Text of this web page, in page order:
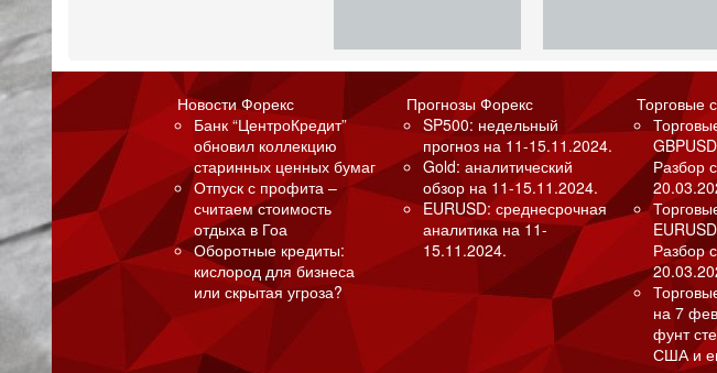
Новости Форекс
Банк “ЦентроКредит”
обновил коллекцию
старинных ценных бумаг
Отпуск с профита –
считаем стоимость
отдыха в Гоа
Оборотные кредиты:
кислород для бизнеса
или скрытая угроза?
Прогнозы Форекс
SP500: недельный
прогноз на 11-15.11.2024.
Gold: аналитический
обзор на 11-15.11.2024.
EURUSD: среднесрочная
аналитика на 11-
15.11.2024.
Торговые
Разбор
Разбор
на 7
фунт
США и